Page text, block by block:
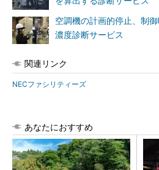
空調機の計画的停止、制
濃度診断サービス
関連リンク
NECファシリティーズ
あなたにおすすめ